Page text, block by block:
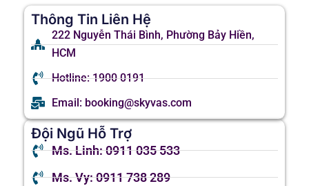
Thông Tin Liên Hệ
222 Nguyễn Thái Bình, Phường Bảy Hiền,
HCM
Hotline: 1900 0191
Email: booking@skyvas.com
Đội Ngũ Hỗ Trợ
Ms. Linh: 0911 035 533
Ms. Vy: 0911 738 289